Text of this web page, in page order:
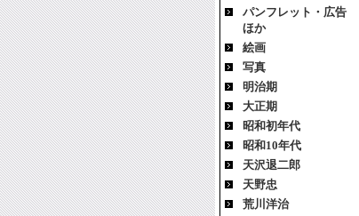
パンフレット・広告
ほか
絵画
写真
明治期
大正期
昭和初年代
昭和10年代
天沢退二郎
天野忠
荒川洋治